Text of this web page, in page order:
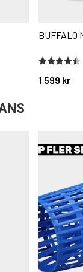
BUFFALO
1 599 kr
Betyg:
4.8 utav 5